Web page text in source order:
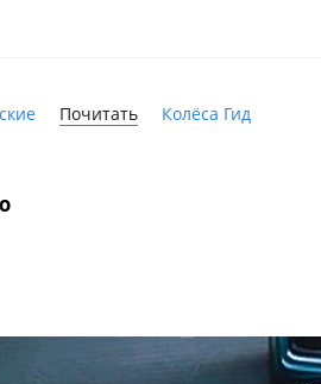
Почитать Колёса Гид